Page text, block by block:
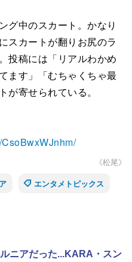
グ中のスカート。かなり
スカートが翻りお尻のラ
投稿には「リアルわかめ
ます」「むちゃくちゃ最
寄せられている。
《松尾》
エンタメトピックス
ニアだった...KARA・スン